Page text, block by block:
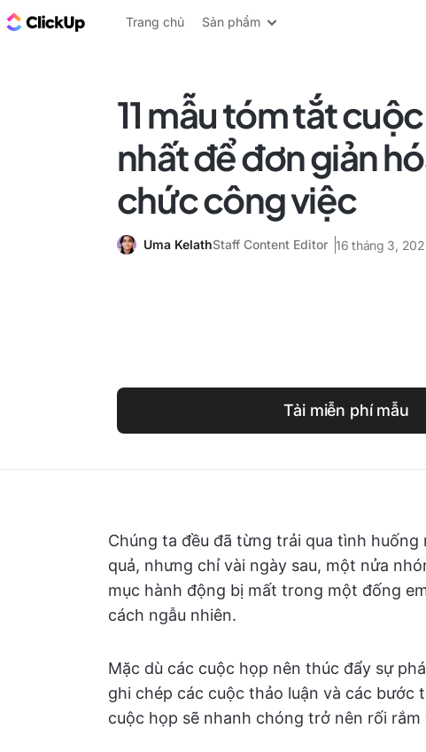
ClickUp Blog
Trang chủ Sản phẩm
11 mẫu tóm tắt
nhất để đơn giản
chức công việc
Uma KelathStaff Content Editor 16 tháng 3,
Tải miễn phí mẫu
Chúng ta đều đã từng trải qua tình
quả, nhưng chỉ vài ngày sau, một nửa
mục hành động bị mất trong một đống
cách ngẫu nhiên.
Mặc dù các cuộc họp nên thúc đẩy sự
ghi chép các cuộc thảo luận và các
cuộc họp sẽ nhanh chóng trở nên rối